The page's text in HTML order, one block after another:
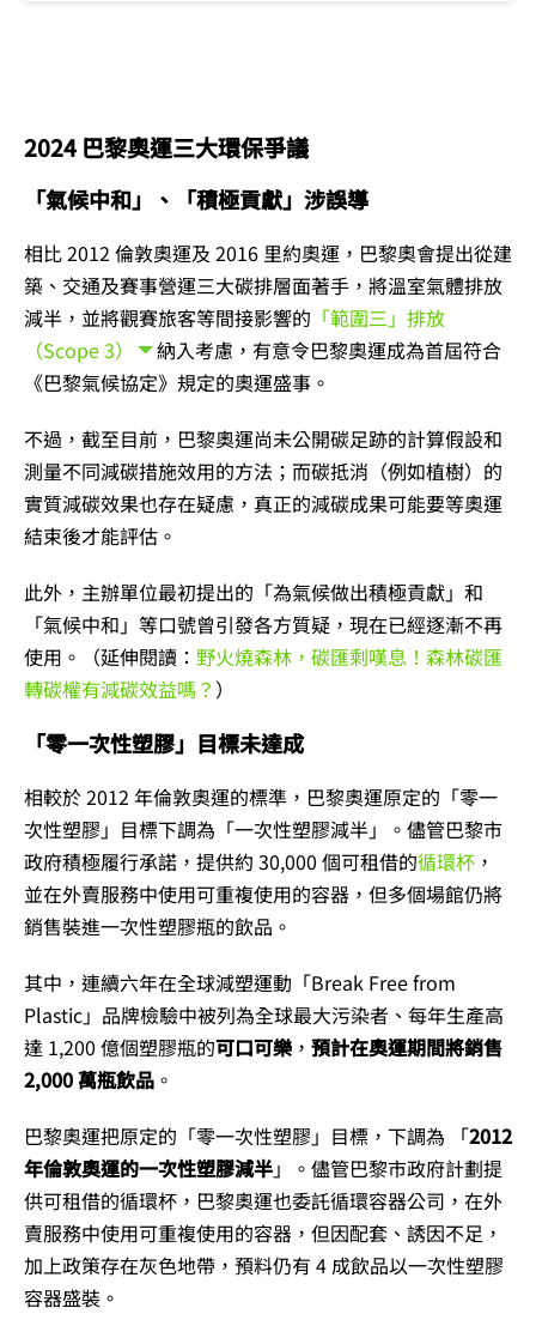
2024 巴黎奧運三大環保爭議
「氣候中和」、「積極貢獻」涉誤導
相比 2012 倫敦奧運及 2016 里約奧運，巴黎奧會提出從建
築、交通及賽事營運三大碳排層面著手，將溫室氣體排放
減半，並將觀賽旅客等間接影響的 「範圍三」排放
（Scope 3）
納入考慮，有意令巴黎奧運成為首屆符合
《巴黎氣候協定》規定的奧運盛事。
不過，截至目前，巴黎奧運尚未公開碳足跡的計算假設和
測量不同減碳措施效用的方法；而碳抵消（例如植樹）的
實質減碳效果也存在疑慮，真正的減碳成果可能要等奧運
結束後才能評估。
此外，主辦單位最初提出的「為氣候做出積極貢獻」和
「氣候中和」等口號曾引發各方質疑，現在已經逐漸不再
使用。（延伸閱讀： 野火燒森林，碳匯剩嘆息！森林碳匯
轉碳權有減碳效益嗎？ ）
「零一次性塑膠」目標未達成
相較於 2012 年倫敦奧運的標準，巴黎奧運原定的「零一
次性塑膠」目標下調為「一次性塑膠減半」。儘管巴黎市
政府積極履行承諾，提供約 30,000 個可租借的循環杯 ，
並在外賣服務中使用可重複使用的容器，但多個場館仍將
銷售裝進一次性塑膠瓶的飲品。
其中，連續六年在全球減塑運動「Break Free from
Plastic」品牌檢驗中被列為全球最大污染者、每年生產高
達 1,200 億個塑膠瓶的可口可樂 ， 預計在奧運期間將銷售
2,000 萬瓶飲品 。
巴黎奧運把原定的「零一次性塑膠」目標，下調為 「2012
年倫敦奧運的一次性塑膠減半」。儘管巴黎市政府計劃提
供可租借的循環杯，巴黎奧運也委託循環容器公司，在外
賣服務中使用可重複使用的容器，但因配套、誘因不足，
加上政策存在灰色地帶，預料仍有 4 成飲品以一次性塑膠
容器盛裝。